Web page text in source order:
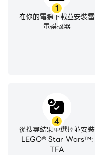
1
在你的電腦下載並安裝雷
電模擬器
4
從搜尋結果中選擇並安裝
LEGO® Star Wars™:
TFA